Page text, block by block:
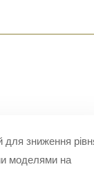
зниження
моделями на